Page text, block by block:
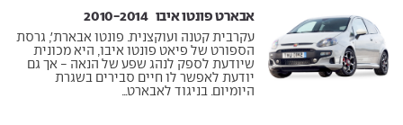
אבארט פונטו איבו ‏ 2010-2014
עקרבית קטנה ועוקצנית. פונטו אבארת', גרסת
הספורט של פיאט פונטו איבו, היא מכונית
שיודעת לספק לנהג שפע של הנאה - אך גם
יודעת לאפשר לו חיים סבירים בשגרת
היומיום. בניגוד לאבארט...